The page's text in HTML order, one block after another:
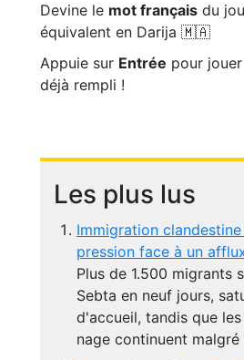
Devine le mot français du
équivalent en Darija 🇲🇦
Appuie sur Entrée pour
déjà rempli !
Les plus lus
Immigration
pression face à un
Plus de 1.500 migrants
Sebta en neuf jours,
d'accueil, tandis que
nage continuent malgré